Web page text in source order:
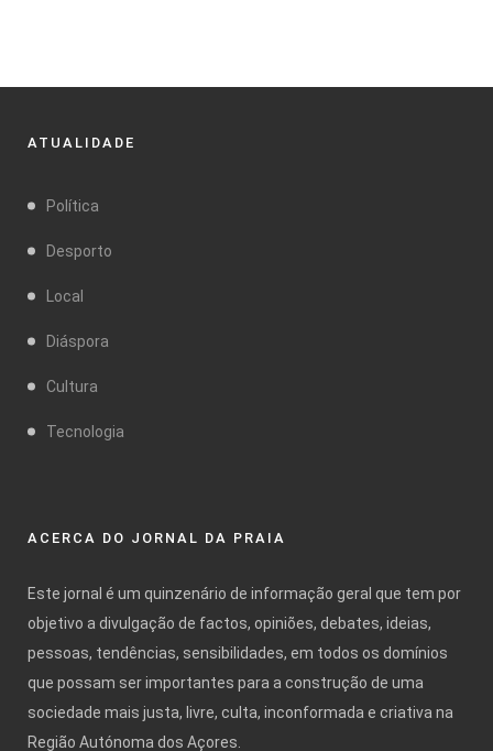
ATUALIDADE
Política
Desporto
Local
Diáspora
Cultura
Tecnologia
ACERCA DO JORNAL DA PRAIA
Este jornal é um quinzenário de informação geral que tem por
objetivo a divulgação de factos, opiniões, debates, ideias,
pessoas, tendências, sensibilidades, em todos os domínios
que possam ser importantes para a construção de uma
sociedade mais justa, livre, culta, inconformada e criativa na
Região Autónoma dos Açores.